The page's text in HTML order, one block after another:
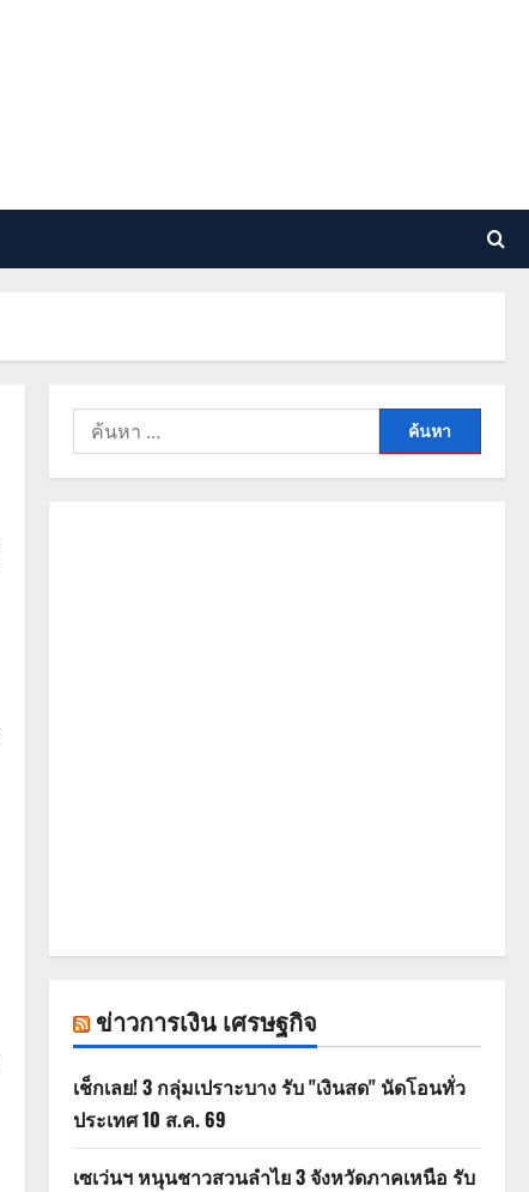
ค้นหา
สำหรับ:
ข่าวการเงิน เศรษฐกิจ
เช็กเลย! 3 กลุ่มเปราะบาง รับ "เงินสด" นัดโอนทั่ว
ประเทศ 10 ส.ค. 69
เซเว่นฯ หนุนชาวสวนลำไย 3 จังหวัดภาคเหนือ รับ